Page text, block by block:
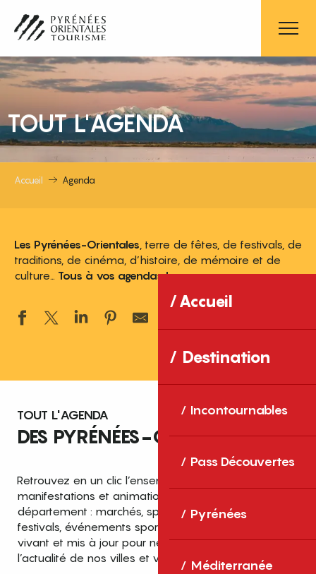
contenu
principal
Accueil
Destination
Incontournables
Pass Découvertes
Pyrénées
Méditerranée
TOUT L'AGENDA
Accueil Agenda
Les Pyrénées-Orientales , terre de fêtes, de festivals, de
traditions, de cinéma, d’histoire, de mémoire et de
culture… Tous à vos agendas !
TOUT L'AGENDA
DES PYRÉNÉES-ORIENTALES
Retrouvez en un clic l’ensemble des fêtes,
manifestations et animations recensées dans le
département : marchés, spectacles, expositions,
festivals, événements sportifs et culturels… un agenda
vivant et mis à jour pour ne rien manquer de
l’actualité de nos villes et villages.